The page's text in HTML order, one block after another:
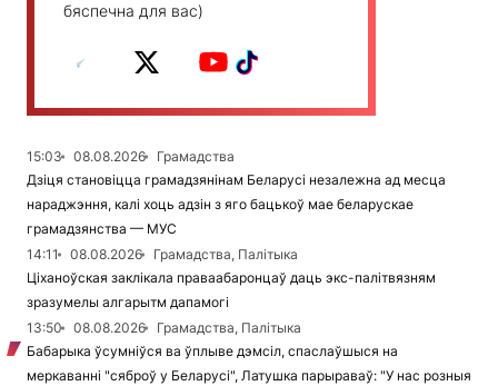
бяспечна для вас)
15:03 08.08.2026
Грамадства
Дзіця становіцца грамадзянінам Беларусі незалежна ад месца
нараджэння, калі хоць адзін з яго бацькоў мае беларускае
грамадзянства — МУС
14:11
08.08.2026
Грамадства, Палітыка
Ціханоўская заклікала праваабаронцаў даць экс-палітвязням
зразумелы алгарытм дапамогі
13:50
08.08.2026
Грамадства, Палітыка
Бабарыка ўсумніўся ва ўплыве дэмсіл, спаслаўшыся на
меркаванні "сяброў у Беларусі", Латушка парыраваў: "У нас розныя